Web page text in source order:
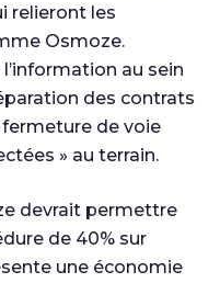
relieront les
Osmoze.
au sein
des contrats
de voie
» au terrain.
devrait permettre
de 40% sur
une économie